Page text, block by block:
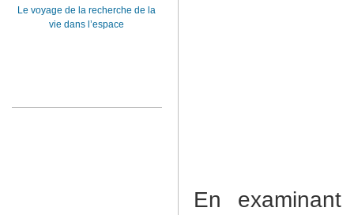
En examinant
Le voyage de la recherche de la
vie dans l’espace